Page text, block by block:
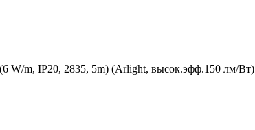
W/m, IP20, 2835, 5m) (Arlight, высок.эфф.150 лм/Вт)